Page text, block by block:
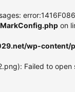
on
wp-content/
Failed to open